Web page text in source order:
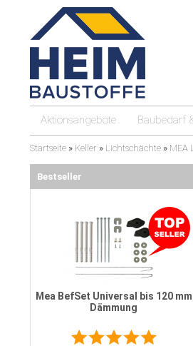
Aktionsangebote Baubedarf
Startseite » Keller » Lichtschächte » MEA
Bestseller
Mea BefSet Universal bis 120 mm
Dämmung